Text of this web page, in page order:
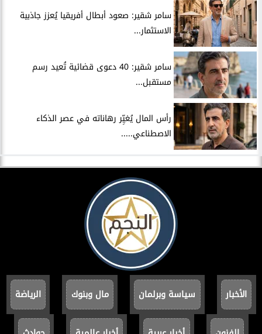
سامر شقير: صعود أبطال أفريقيا يُعزز جاذبية
الاستثمار...
سامر شقير: 40 دعوى قضائية تُعيد رسم
مستقبل...
رأس المال يُغيِّر رهاناته في عصر الذكاء
الاصطناعي.....
الأخبار سياسة وبرلمان مال وبنوك الرياضة